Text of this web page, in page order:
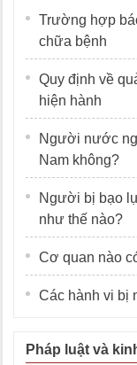
Trường hợp
chữa bệnh
Quy định về
hiện hành
Người nước
Nam không?
Người bị bạo
như thế nào?
Cơ quan nào
Các hành vi bị
Pháp luật và